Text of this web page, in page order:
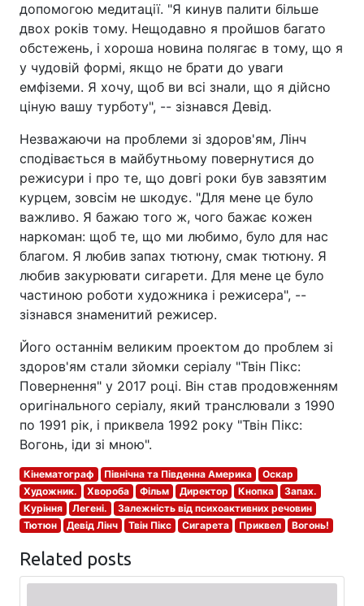
допомогою медитації. "Я кинув палити більше
двох років тому. Нещодавно я пройшов багато
обстежень, і хороша новина полягає в тому, що я
у чудовій формі, якщо не брати до уваги
емфіземи. Я хочу, щоб ви всі знали, що я дійсно
ціную вашу турботу", -- зізнався Девід.
Незважаючи на проблеми зі здоров'ям, Лінч
сподівається в майбутньому повернутися до
режисури і про те, що довгі роки був завзятим
курцем, зовсім не шкодує. "Для мене це було
важливо. Я бажаю того ж, чого бажає кожен
наркоман: щоб те, що ми любимо, було для нас
благом. Я любив запах тютюну, смак тютюну. Я
любив закурювати сигарети. Для мене це було
частиною роботи художника і режисера", --
зізнався знаменитий режисер.
Його останнім великим проектом до проблем зі
здоров'ям стали зйомки серіалу "Твін Пікс:
Повернення" у 2017 році. Він став продовженням
оригінального серіалу, який транслювали з 1990
по 1991 рік, і приквела 1992 року "Твін Пікс:
Вогонь, іди зі мною".
Кінематограф Північна та Південна Америка
Оскар
Художник.
Хвороба Фільм Директор Кнопка
Запах.
Куріння
Легені.
Залежність від психоактивних речовин
Тютюн
Девід Лінч Твін Пікс Сигарета Приквел Вогонь!
Related posts